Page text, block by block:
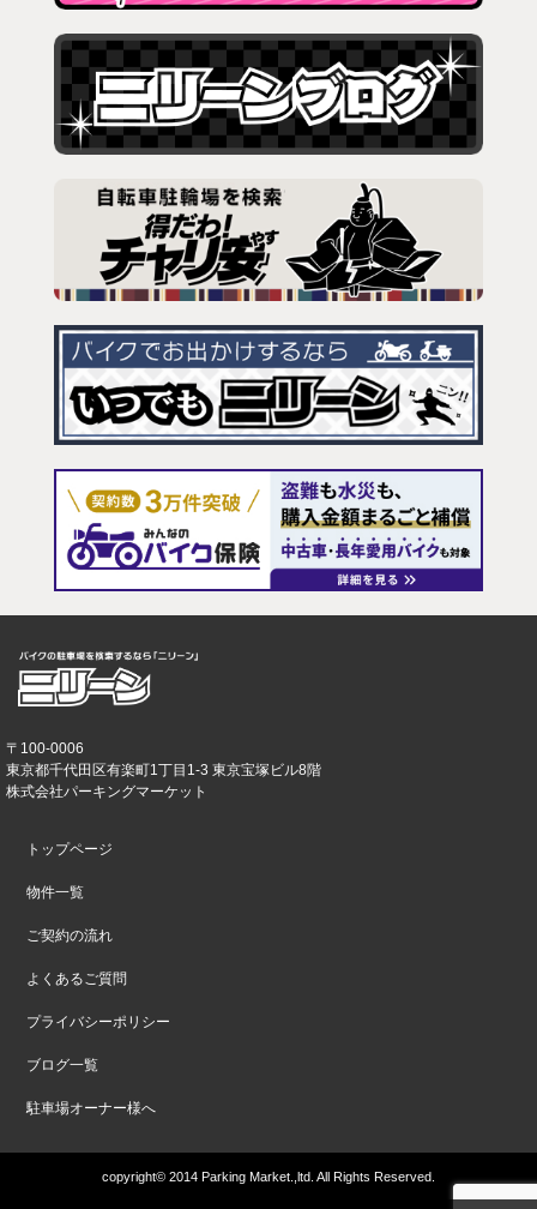
〒100-0006
東京都千代田区有楽町1丁目1-3 東京宝塚ビル8階
株式会社パーキングマーケット
トップページ
物件一覧
ご契約の流れ
よくあるご質問
プライバシーポリシー
ブログ一覧
駐車場オーナー様へ
copyright© 2014 Parking Market.,ltd. All Rights Reserved.